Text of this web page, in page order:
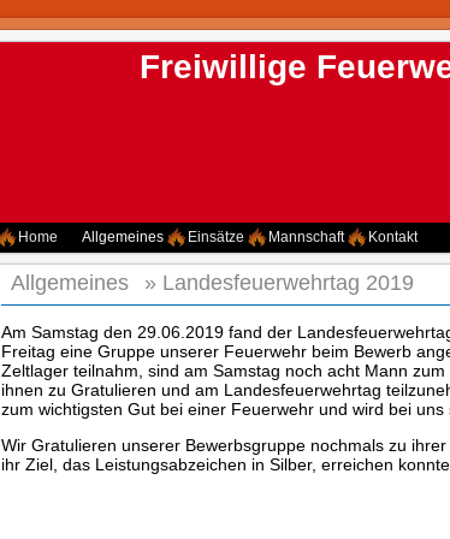
Freiwillige
Home Allgemeines Einsätze Mannschaft Kontakt
Allgemeines » Landesfeuerwehrtag 2019
Am Samstag den 29.06.2019 fand der
Freitag eine Gruppe unserer Feuerwehr beim Bewerb
Zeltlager teilnahm, sind am Samstag noch acht Mann
ihnen zu Gratulieren und am Landesfeuerwehrtag
zum wichtigsten Gut bei einer Feuerwehr und wird bei uns
Wir Gratulieren unserer Bewerbsgruppe nochmals zu
ihr Ziel, das Leistungsabzeichen in Silber, erreichen